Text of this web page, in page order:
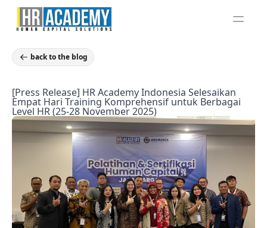
back to the blog
[Press Release] HR Academy Indonesia Selesaikan
Empat Hari Training Komprehensif untuk Berbagai
Level HR (25-28 November 2025)